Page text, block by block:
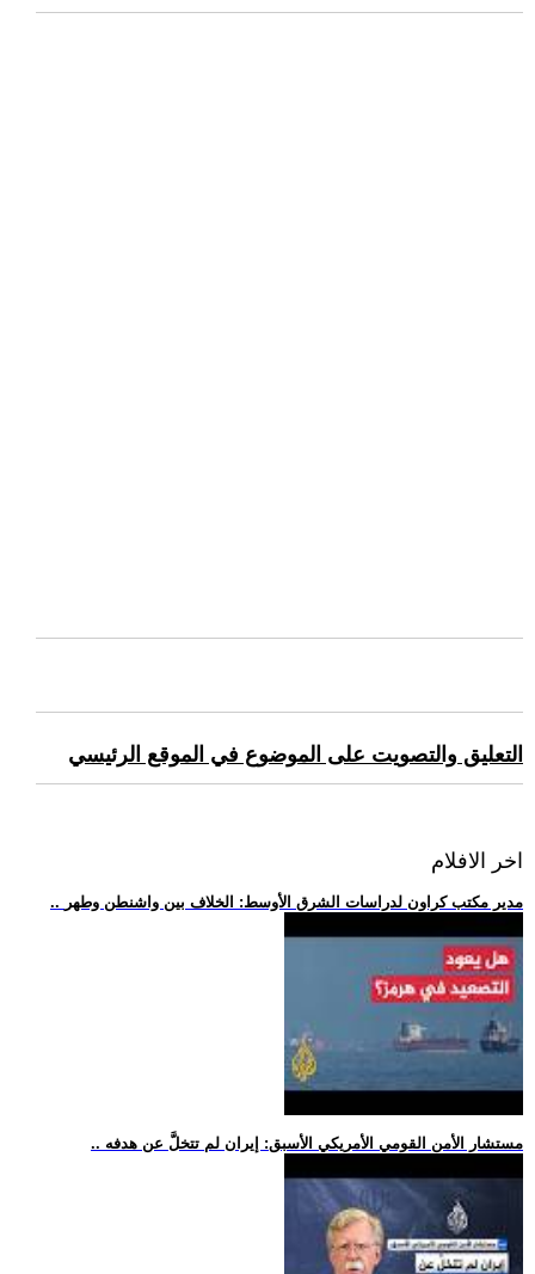
التعليق والتصويت على الموضوع في الموقع الرئيسي
اخر الافلام
.. مدير مكتب كراون لدراسات الشرق الأوسط: الخلاف بين واشنطن وطهر
.. مستشار الأمن القومي الأمريكي الأسبق: إيران لم تتخلَّ عن هدفه